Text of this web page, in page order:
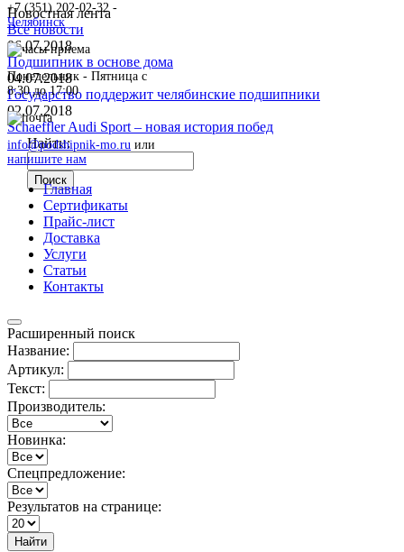
Новостная лента
Все новости
06.07.2018
Подшипник в основе дома
04.07.2018
Государство поддержит челябинские подшипники
02.07.2018
Schaeffler Audi Sport – новая история побед
Найти:
+7 (351) 202-02-32 -
Челябинск
Понедельник - Пятница c
8:30 до 17:00
info@podshipnik-mo.ru или
напишите нам
Главная
Сертификаты
Прайс-лист
Доставка
Услуги
Статьи
Контакты
Расширенный поиск
Название:
Артикул:
Текст:
Производитель:
Новинка:
Спецпредложение:
Результатов на странице:
Найти